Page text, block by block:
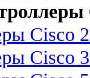
Cisco
Cisco